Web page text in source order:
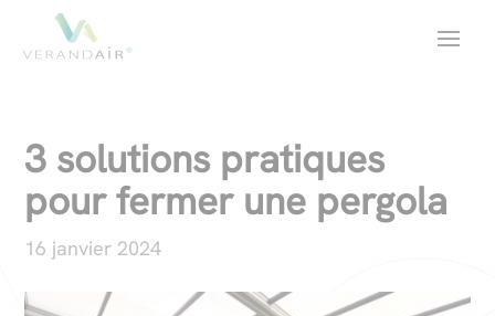
3 solutions pratiques
pour fermer une pergola
16 janvier 2024